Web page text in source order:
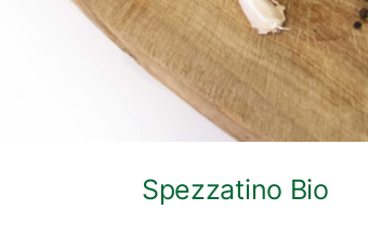
Spezzatino Bio